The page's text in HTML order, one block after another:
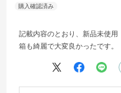
記載内容のとおり、新品未使用
箱も綺麗で大変良かったです。